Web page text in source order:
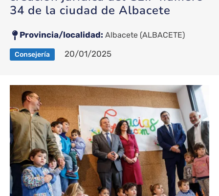
34 de la ciudad de Albacete
Provincia/localidad Albacete (ALBACETE)
Consejería 20/01/2025